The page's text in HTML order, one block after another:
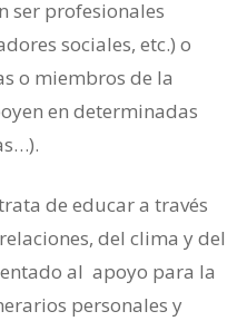
ser profesionales
sociales, etc.) o
o miembros de la
en determinadas
de educar a través
del clima y del
al apoyo para la
personales y